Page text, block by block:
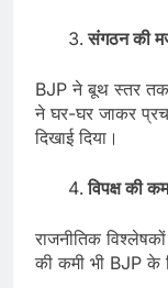
संगठन की
BJP ने बूथ स्तर तक
ने घर-घर जाकर
दिखाई दिया।
विपक्ष की
राजनीतिक
की कमी भी BJP के